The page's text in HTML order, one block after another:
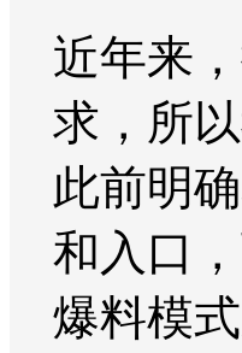
近年来
求，所
此前明
和入口
爆料模式